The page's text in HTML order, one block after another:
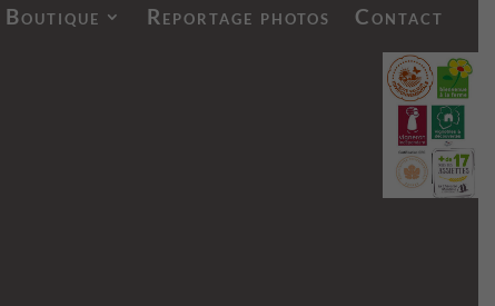
Boutique Reportage photos Contact